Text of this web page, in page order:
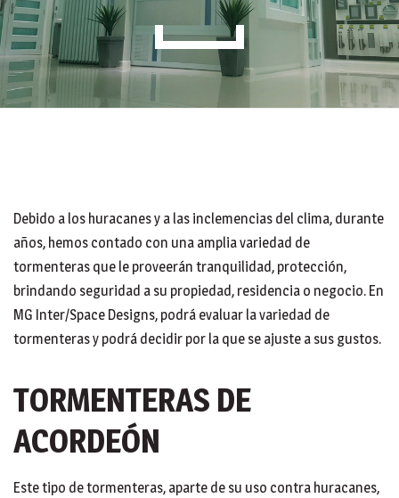
Debido a los huracanes y a las inclemencias del clima, durante
años, hemos contado con una amplia variedad de
tormenteras que le proveerán tranquilidad, protección,
brindando seguridad a su propiedad, residencia o negocio. En
MG Inter/Space Designs, podrá evaluar la variedad de
tormenteras y podrá decidir por la que se ajuste a sus gustos.
TORMENTERAS DE
ACORDEÓN
Este tipo de tormenteras, aparte de su uso contra huracanes,